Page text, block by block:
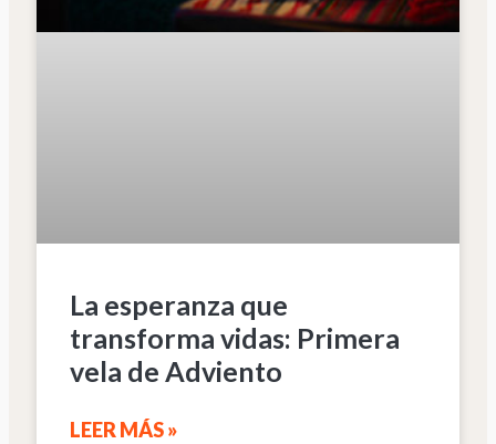
La esperanza que
transforma vidas: Primera
vela de Adviento
LEER MÁS »